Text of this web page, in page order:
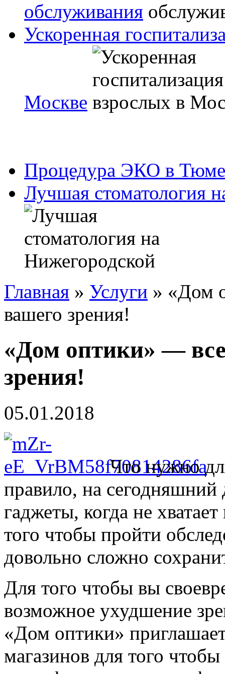
обслуживания
Ускоренная
Москве
Процедура ЭКО в
Лучшая стоматология
Главная » Услуги » «Дом
вашего зрения!
«Дом оптики» —
зрения!
05.01.2018
Что нужно
правило, на сегодняшний
гаджеты, когда не
того чтобы пройти
довольно сложно
Для того чтобы вы
возможное ухудшение
«Дом оптики»
магазинов для того